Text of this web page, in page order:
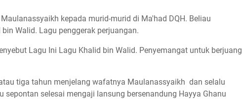
kepada murid-murid di Ma'had DQH. Beliau
Walid. Lagu penggerak perjuangan.
Lagu Ini Lagu Khalid bin Walid. Penyemangat untuk berjuang
tiga tahun menjelang wafatnya Maulanassyaikh dan selalu
sepontan selesai mengaji lansung bersenandung Hayya Ghanu